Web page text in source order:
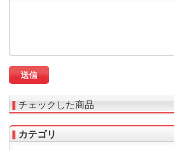
チェックした商品
カテゴリ